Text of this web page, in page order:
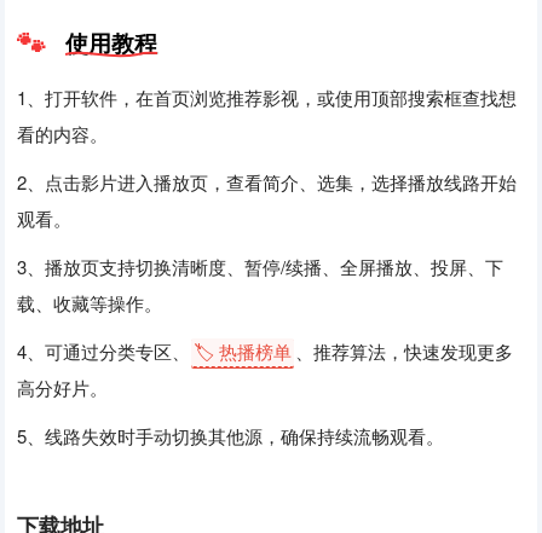
使用教程
1、打开软件，在首页浏览推荐影视，或使用顶部搜索框查找想
看的内容。
2、点击影片进入播放页，查看简介、选集，选择播放线路开始
观看。
3、播放页支持切换清晰度、暂停/续播、全屏播放、投屏、下
载、收藏等操作。
4、可通过分类专区、
🏷️ 热播榜单 、推荐算法，快速发现更多
高分好片。
5、线路失效时手动切换其他源，确保持续流畅观看。
下载地址